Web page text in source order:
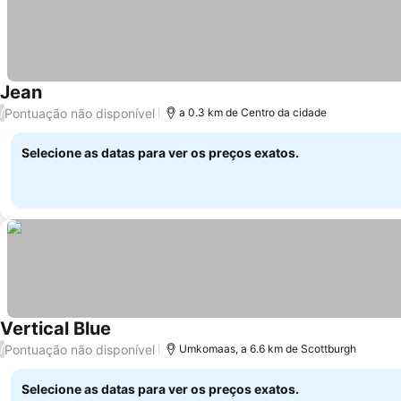
Jean
/Pontuação não disponível a 0.3 km de Centro da cidade
Selecione as datas para ver os preços exatos.
Vertical Blue
/Pontuação não disponível Umkomaas, a 6.6 km de Scottburgh
Selecione as datas para ver os preços exatos.